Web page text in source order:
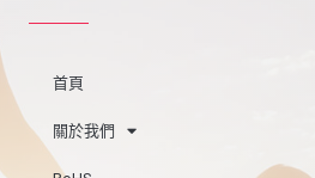
首頁
關於我們